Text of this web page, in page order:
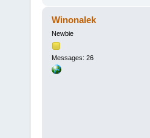
Winonalek
Newbie
Messages: 26